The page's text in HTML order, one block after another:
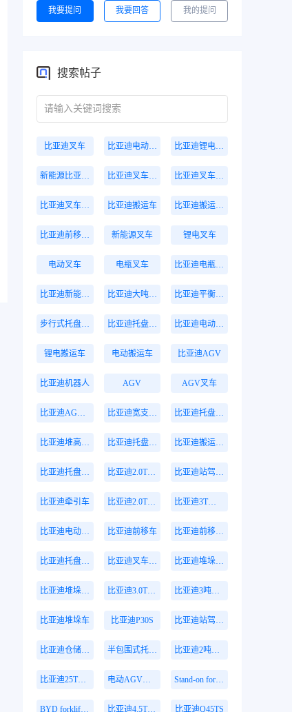
我要提问 我要回答 我的提问
搜索帖子
比亚迪叉车 比亚迪电动叉车 比亚迪锂电叉车
新能源比亚迪叉车 比亚迪叉车价格 比亚迪叉车报价
比亚迪叉车多少钱 比亚迪搬运车 比亚迪搬运叉车
比亚迪前移式叉车 新能源叉车 锂电叉车
电动叉车 电瓶叉车 比亚迪电瓶叉车
比亚迪新能源叉车 比亚迪大吨位叉车 比亚迪平衡重叉车
步行式托盘搬运车 比亚迪托盘搬运车 比亚迪电动托盘车
锂电搬运车 电动搬运车 比亚迪AGV
比亚迪机器人 AGV AGV叉车
比亚迪AGV叉车 比亚迪宽支腿叉车 比亚迪托盘堆垛车
比亚迪堆高叉车 比亚迪托盘式搬运机器人 比亚迪搬运机器人
比亚迪托盘式机器人 比亚迪2.0T站驾式牵引车 比亚迪站驾式牵引车
比亚迪牵引车 比亚迪2.0T牵引车 比亚迪3T托盘搬运车
比亚迪电动搬运车 比亚迪前移车 比亚迪前移叉车
比亚迪托盘前移叉车 比亚迪叉车托盘搬运车 比亚迪堆垛叉车
比亚迪堆垛叉车价格 比亚迪3.0T座驾式牵引车 比亚迪3吨牵引车
比亚迪堆垛车 比亚迪P30S 比亚迪站驾式托盘搬运车
比亚迪仓储叉车 半包围式托盘搬运车 比亚迪2吨搬运车
比亚迪25T牵引车 电动AGV叉车 Stand-on forklift
BYD forklift S16PS 比亚迪4.5T站驾式牵引车 比亚迪Q45TS